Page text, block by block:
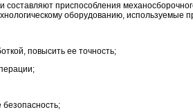
составляют приспособления
оборудованию, используемые
повысить ее точность;
безопасность;